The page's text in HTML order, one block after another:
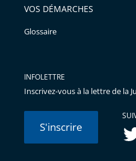
VOS DÉMARCHES
Glossaire
INFOLETTRE
Inscrivez-vous à la lettre de la
S'inscrire